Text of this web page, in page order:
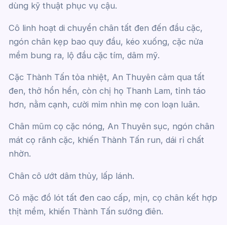
dùng kỹ thuật phục vụ cậu.
Cô linh hoạt di chuyển chân tất đen đến đầu cặc,
ngón chân kẹp bao quy đầu, kéo xuống, cặc nửa
mềm bung ra, lộ đầu cặc tím, dâm mỹ.
Cặc Thành Tấn tỏa nhiệt, An Thuyên cảm qua tất
đen, thở hổn hển, còn chị họ Thanh Lam, tỉnh táo
hơn, nằm cạnh, cười mỉm nhìn mẹ con loạn luân.
Chân mũm cọ cặc nóng, An Thuyên sục, ngón chân
mát cọ rãnh cặc, khiến Thành Tấn run, dái rỉ chất
nhờn.
Chân cô ướt dâm thủy, lấp lánh.
Cô mặc đồ lót tất đen cao cấp, mịn, cọ chân kết hợp
thịt mềm, khiến Thành Tấn sướng điên.